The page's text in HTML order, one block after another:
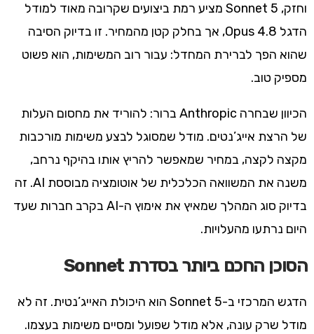
וחזק, Sonnet 5 מציע רמת ביצועים שקרובה מאוד למודל
הדגל Opus 4.8, אך בחלק קטן מהמחיר. זו בדיוק הסיבה
שהוא הפך לברירת המחדל: עבור רוב המשימות, הוא פשוט
מספיק טוב.
הכיוון שבחרה Anthropic ברור: להוריד את מחסום העלות
של הרצת אייג’נטים. מודל שמסוגל לבצע משימות מורכבות
מקצה לקצה, במחיר שמאפשר להריץ אותו בהיקף נרחב,
משנה את המשוואה הכלכלית של אוטומציה מבוססת AI. זה
בדיוק סוג המהלך שמאיץ את אימוץ ה-AI בקרב חברות שעד
היום נרתעו מהעלויות.
הסוכן החכם ביותר בסדרת Sonnet
הדגש המרכזי ב-Sonnet 5 הוא היכולת האייג’נטית. זה לא
מודל שרק עונה, אלא מודל שפועל ומסיים משימות בעצמו.